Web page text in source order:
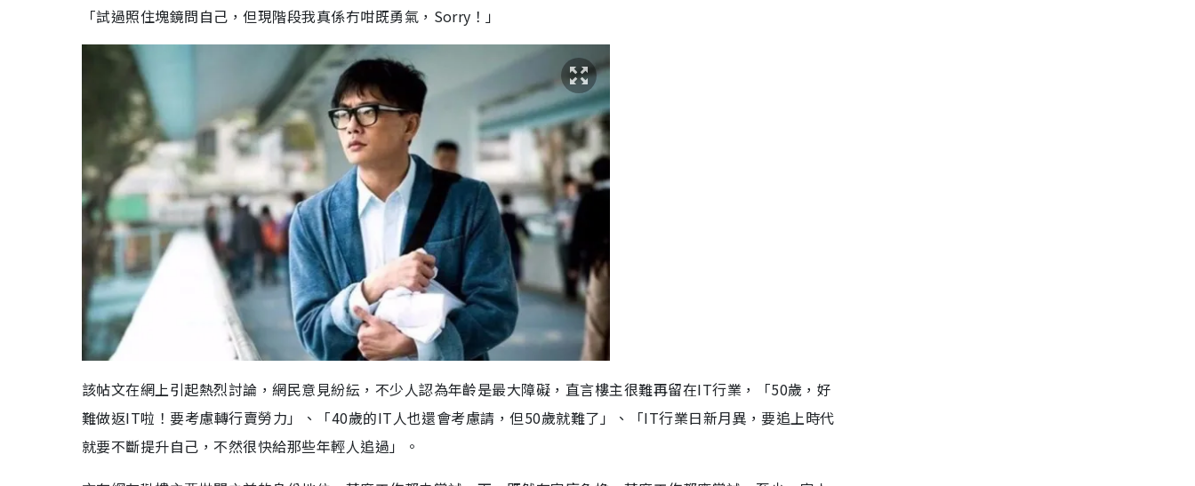
「試過照住塊鏡問自己，但現階段我真係冇咁既勇氣，Sorry！」
該帖文在網上引起熱烈討論，網民意見紛紜，不少人認為年齡是最大障礙，直言樓主很難再留在IT行業，「50歲，好
難做返IT啦！要考慮轉行賣勞力」、「40歲的IT人也還會考慮請，但50歲就難了」、「IT行業日新月異，要追上時代
就要不斷提升自己，不然很快給那些年輕人追過」。